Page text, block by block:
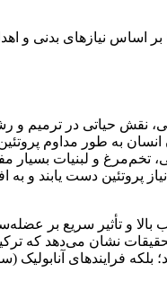
اساس نیازهای بدنی و
نقش حیاتی در ترمیم و
به طور مداوم
و لبنیات بسیار
پروتئین دست یابند
و تأثیر سریع بر
نشان می‌دهد که ترکیب
فرایندهای آنابولیک